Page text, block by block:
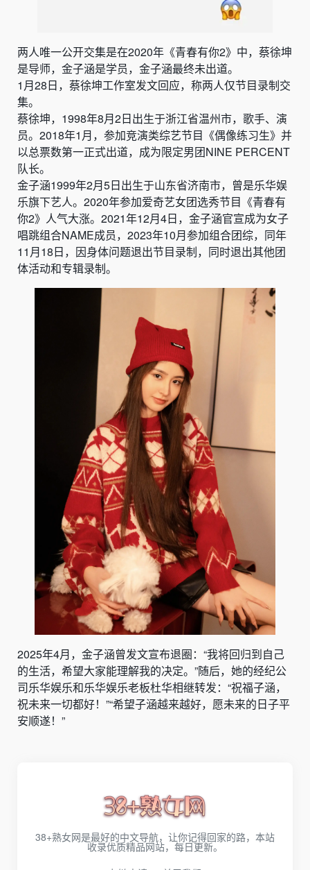
两人唯一公开交集是在2020年《青春有你2》中，蔡徐坤
是导师，金子涵是学员，金子涵最终未出道。
1月28日，蔡徐坤工作室发文回应，称两人仅节目录制交
集。
蔡徐坤，1998年8月2日出生于浙江省温州市，歌手、演
员。2018年1月，参加竞演类综艺节目《偶像练习生》并
以总票数第一正式出道，成为限定男团NINE PERCENT
队长。
金子涵1999年2月5日出生于山东省济南市，曾是乐华娱
乐旗下艺人。2020年参加爱奇艺女团选秀节目《青春有
你2》人气大涨。2021年12月4日，金子涵官宣成为女子
唱跳组合NAME成员，2023年10月参加组合团综，同年
11月18日，因身体问题退出节目录制，同时退出其他团
体活动和专辑录制。
2025年4月，金子涵曾发文宣布退圈：“我将回归到自己
的生活，希望大家能理解我的决定。”随后，她的经纪公
司乐华娱乐和乐华娱乐老板杜华相继转发：“祝福子涵，
祝未来一切都好！”“希望子涵越来越好，愿未来的日子平
安顺遂！”
38+熟女网是最好的中文导航，让你记得回家的路，本站
收录优质精品网站，每日更新。